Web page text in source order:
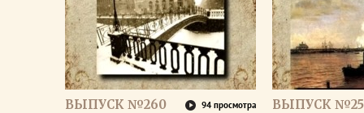
ВЫПУСК №260 94 просмотра ВЫПУСК